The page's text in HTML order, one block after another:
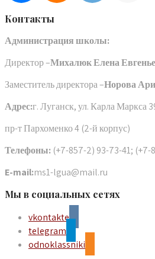
Контакты
Администрация школы:
Директор –Михалюк Елена
Заместитель директора –Норова
Адрес:г. Луганск, ул. Карла Маркса
пр-т Пархоменко 4 (2-й корпус)
Телефоны: (+7-857-2) 93-73-41;
E-mail:ms1-lgua@mail.ru
Мы в социальных сетях
vkontakte
telegram
odnoklassniki